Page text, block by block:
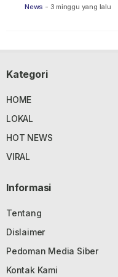
News - 3 minggu yang lalu
Kategori
HOME
LOKAL
HOT NEWS
VIRAL
Informasi
Tentang
Dislaimer
Pedoman Media Siber
Kontak Kami